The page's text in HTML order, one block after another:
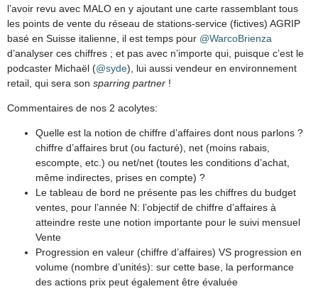
l’avoir revu avec MALO en y ajoutant une carte rassemblant tous
les points de vente du réseau de stations-service (fictives) AGRIP
basé en Suisse italienne, il est temps pour @WarcoBrienza
d’analyser ces chiffres ; et pas avec n’importe qui, puisque c’est le
podcaster Michaël (@syde), lui aussi vendeur en environnement
retail, qui sera son sparring partner !
Commentaires de nos 2 acolytes:
Quelle est la notion de chiffre d’affaires dont nous parlons ?
chiffre d’affaires brut (ou facturé), net (moins rabais,
escompte, etc.) ou net/net (toutes les conditions d’achat,
même indirectes, prises en compte) ?
Le tableau de bord ne présente pas les chiffres du budget
ventes, pour l’année N: l’objectif de chiffre d’affaires à
atteindre reste une notion importante pour le suivi mensuel
Vente
Progression en valeur (chiffre d’affaires) VS progression en
volume (nombre d’unités): sur cette base, la performance
des actions prix peut également être évaluée